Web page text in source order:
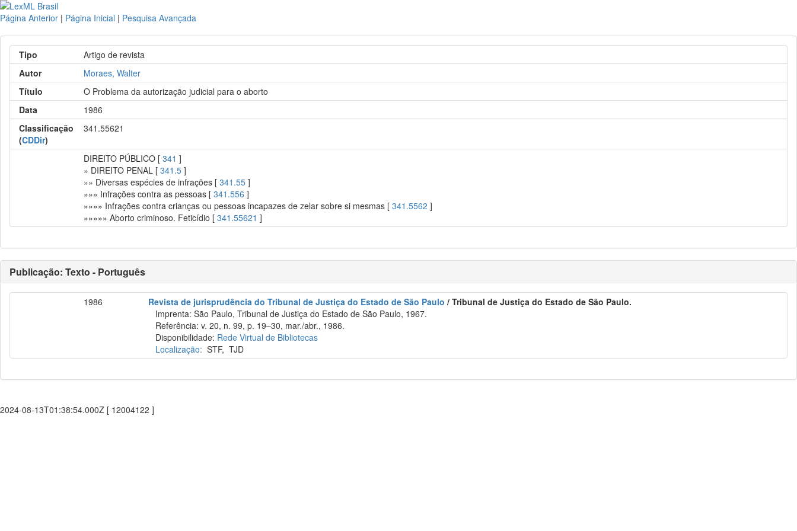
Página Anterior | Página Inicial | Pesquisa Avançada
Tipo
Artigo de revista
Autor
Moraes, Walter
Título
O Problema da autorização judicial para o aborto
Data
1986
Classificação
(CDDir)
341.55621
DIREITO PÚBLICO [341 ]
» DIREITO PENAL [341.5 ]
»» Diversas espécies de infrações [341.55 ]
»»» Infrações contra as pessoas [341.556 ]
»»»» Infrações contra crianças ou pessoas incapazes de zelar sobre si mesmas [341.5562 ]
»»»»» Aborto criminoso. Feticídio [341.55621 ]
Publicação: Texto - Português
1986 Revista de jurisprudência do Tribunal de Justiça do Estado de São Paulo / Tribunal de Justiça do Estado de São Paulo.
Imprenta: São Paulo, Tribunal de Justiça do Estado de São Paulo, 1967.
Referência: v. 20, n. 99, p. 19–30, mar./abr., 1986.
Disponibilidade: Rede Virtual de Bibliotecas
Localização: STF,TJD
2024-08-13T01:38:54.000Z [ 12004122 ]